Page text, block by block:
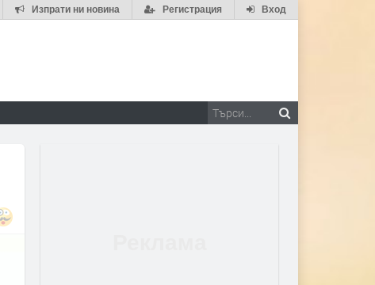
Вход
Регистрация
Изпрати ни новина